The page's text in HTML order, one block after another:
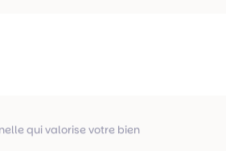
qui valorise votre bien